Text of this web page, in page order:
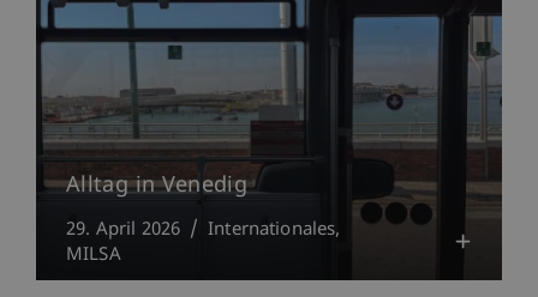
Alltag in Venedig
29. April 2026
Internationales
MILSA